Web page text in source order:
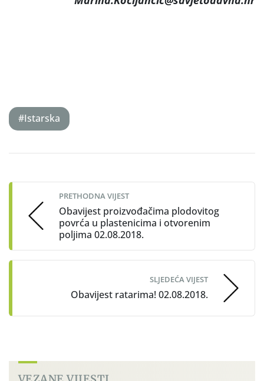
#Istarska
navigation
PRETHODNA VIJEST
Obavijest proizvođačima plodovitog
povrća u plastenicima i otvorenim
poljima 02.08.2018.
SLJEDEĆA VIJEST
Obavijest ratarima! 02.08.2018.